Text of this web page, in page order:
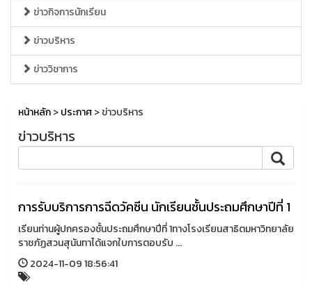
ข่าวกิจการนักเรียน
ข่าวบริหาร
ข่าววิชาการ
หน้าหลัก>ประกาศ> ข่าวบริหาร
ข่าวบริหาร
การรับบริการการฉีดวัคซีน นักเรียนชั้นประถมศึกษาปีที่ 1
เรียนท่านผู้ปกครองชั้นประถมศึกษาปีที่ 1ทางโรงเรียนสาธิตมหาวิทยาลัย
ราชภัฏสวนสุนันทาได้แจกใบการตอบรับ ...
2024-11-09 18:56:41